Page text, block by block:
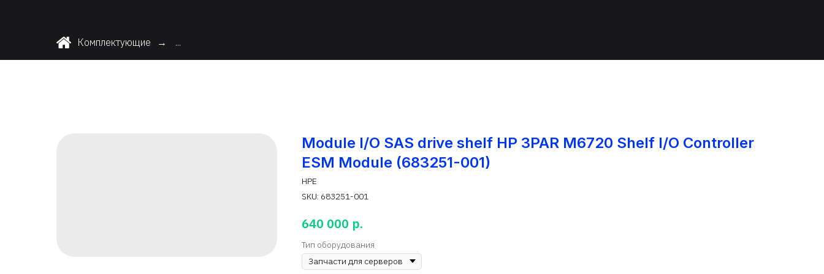
Комплектующие → ...
Module I/O SAS drive shelf HP 3PAR M6720 Shelf I/O Controller
ESM Module (683251-001)
HPE
SKU: 683251-001
640 000 р.
Тип оборудования